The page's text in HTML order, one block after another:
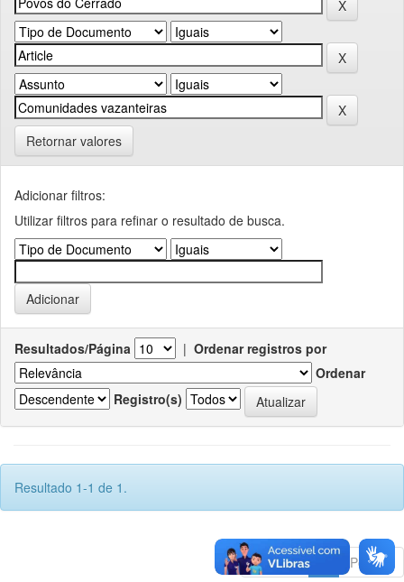
Retornar valores
Adicionar filtros:
Utilizar filtros para refinar o resultado de busca.
Resultados/Página | Ordenar registros por
Ordenar
Registro(s)
Resultado 1-1 de 1.
Anterior Póximo